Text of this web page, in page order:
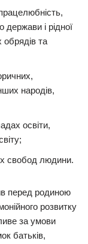
і рідної
обрядів та
народів,
освіти,
свобод людини.
перед родиною
розвитку
за умови
батьків,